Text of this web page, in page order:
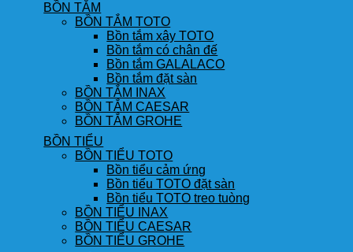
BỒN TẮM
BỒN TẮM TOTO
Bồn tắm xây TOTO
Bồn tắm có chân đế
Bồn tắm GALALACO
Bồn tắm đặt sàn
BỒN TẮM INAX
BỒN TẮM CAESAR
BỒN TẮM GROHE
BỒN TIỂU
BỒN TIỂU TOTO
Bồn tiểu cảm ứng
Bồn tiểu TOTO đặt sàn
Bồn tiểu TOTO treo tuòng
BỒN TIỂU INAX
BỒN TIỂU CAESAR
BỒN TIỂU GROHE